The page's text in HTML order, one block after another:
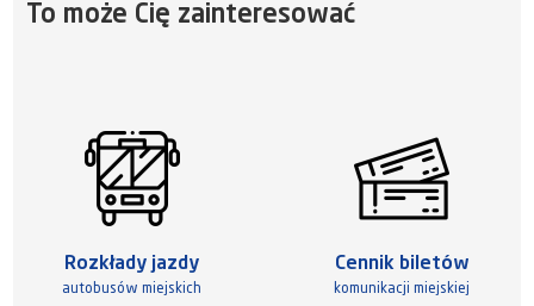
To może Cię zainteresować
Rozkłady jazdy
autobusów miejskich
Cennik biletów
komunikacji miejskiej